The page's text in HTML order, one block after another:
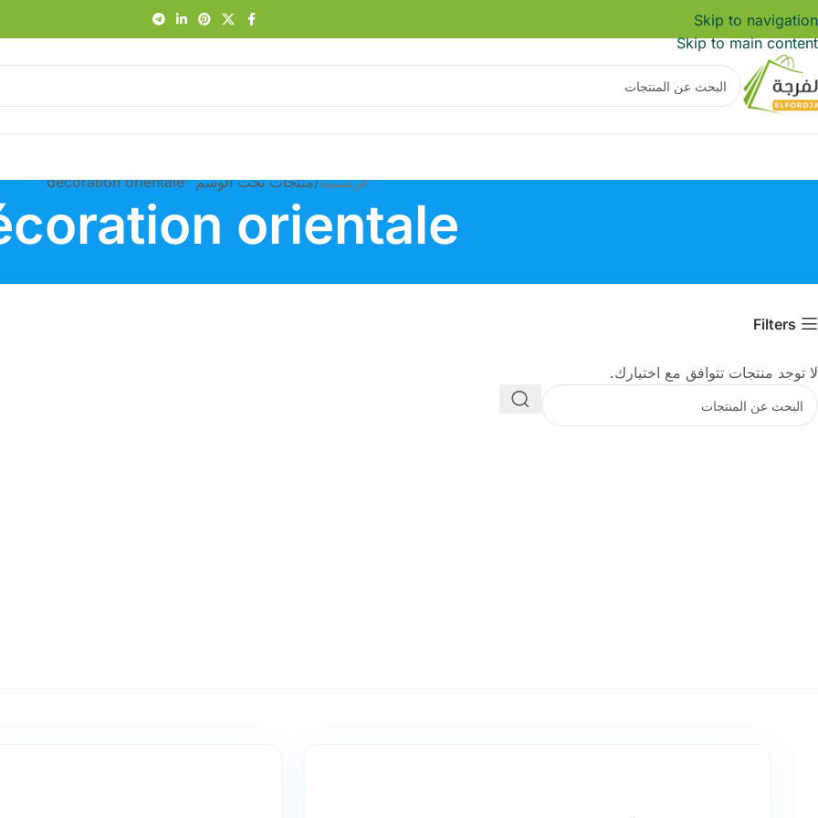
Skip to navigation
Skip to main content
الرئيسية منتجات تحت الوسم “décoration orientale”
orientale
Filters
لا توجد منتجات تتوافق مع اختيارك.